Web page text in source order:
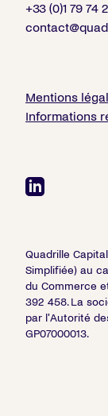
+33 (0)1 79 74
Mentions
Informations
Quadrille
Simplifiée) au
du Commerce
392 458. La
par l'Autorité
GP07000013.